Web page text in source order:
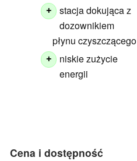
+
stacja dokująca z
dozownikiem
płynu czyszczącego
+
niskie zużycie
energii
Cena i dostępność